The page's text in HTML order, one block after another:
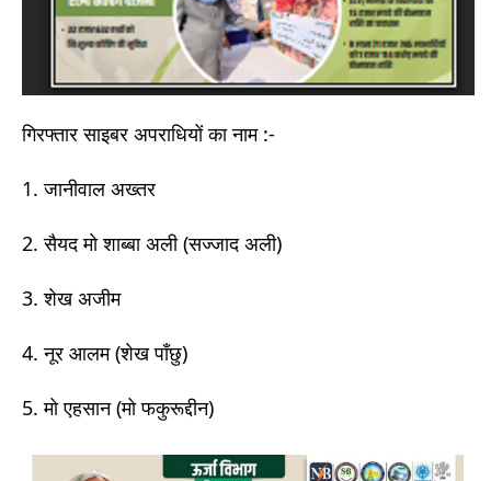
गिरफ्तार साइबर अपराधियों का नाम :-
1. जानीवाल अख्तर
2. सैयद मो शाब्बा अली (सज्जाद अली)
3. शेख अजीम
4. नूर आलम (शेख पाँछु)
5. मो एहसान (मो फकुरूद्दीन)